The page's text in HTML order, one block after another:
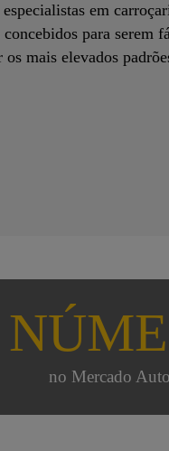
em
concebidos para serem
mais elevados
no Mercado